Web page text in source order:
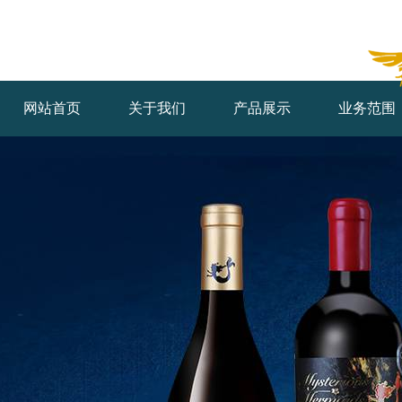
网站首页 关于我们 产品展示 业务范围